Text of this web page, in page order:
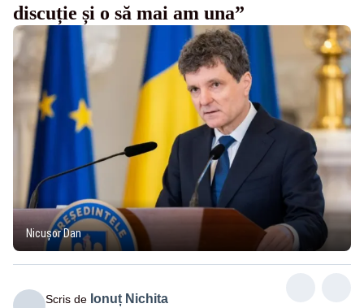
discuție și o să mai am una”
Nicușor Dan
Scris de Ionuț Nichita